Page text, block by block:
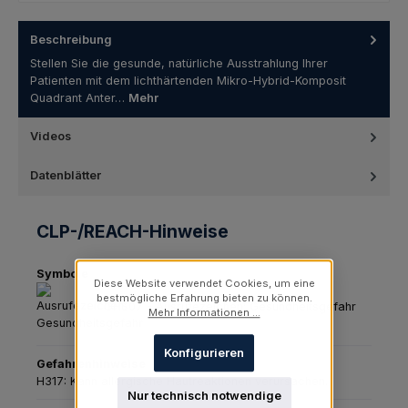
Beschreibung
Stellen Sie die gesunde, natürliche Ausstrahlung Ihrer
Patienten mit dem lichthärtenden Mikro-Hybrid-Komposit
Quadrant Anter… Mehr
Videos
Datenblätter
CLP-/REACH-Hinweise
Symbole
GHS07 - Ausrufezeichen: Gesundheitsgefahr
Gefahrenhinweise
H317: Kann allergische Hautreaktionen verursachen.
Diese Website verwendet Cookies, um eine
bestmögliche Erfahrung bieten zu können.
Mehr Informationen ...
Nur technisch notwendige
Konfigurieren